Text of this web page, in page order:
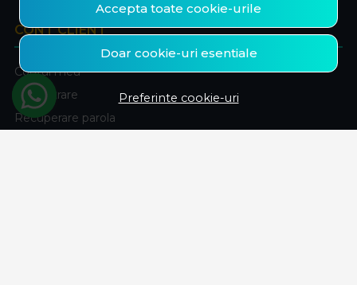
Accepta toate cookie-urile
Doar cookie-uri esentiale
Preferinte cookie-uri
CONT CLIENT
Contul meu
Inregistrare
Recuperare parola